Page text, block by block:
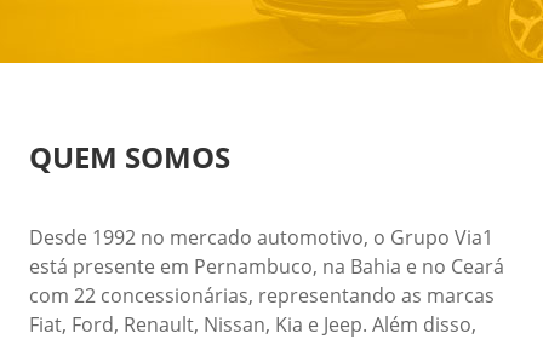
QUEM SOMOS
Desde 1992 no mercado automotivo, o Grupo Via1
está presente em Pernambuco, na Bahia e no Ceará
com 22 concessionárias, representando as marcas
Fiat, Ford, Renault, Nissan, Kia e Jeep. Além disso,